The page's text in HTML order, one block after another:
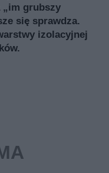
„im grubszy
się sprawdza.
izolacyjnej